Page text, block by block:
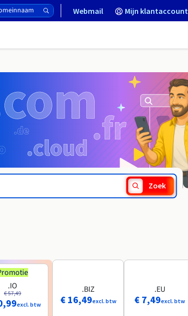
Webmail Mijn klantaccount
Zoek
.IO
€ 57,49
excl. btw
.BIZ
€ 16,49excl. btw
.EU
€ 7,49excl. btw